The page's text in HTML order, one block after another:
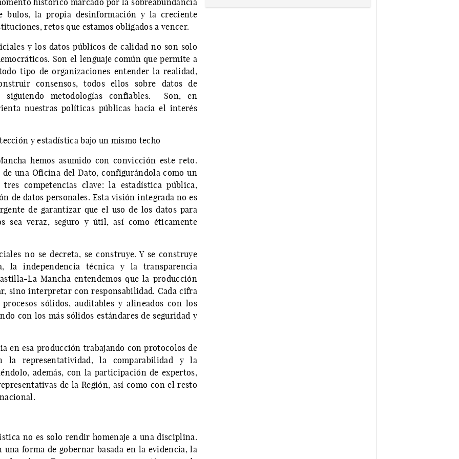
histórico marcado por la sobreabundancia
bulos, la propia desinformación y la creciente
retos que estamos obligados a vencer.
y los datos públicos de calidad no son solo
Son el lenguaje común que permite a
tipo de organizaciones entender la realidad,
consensos, todos ellos sobre datos de
siguiendo metodologías confiables. Son, en
nuestras políticas públicas hacia el interés
y estadística bajo un mismo techo
hemos asumido con convicción este reto.
una Oficina del Dato, configurándola como un
competencias clave: la estadística pública,
de datos personales. Esta visión integrada no es
de garantizar que el uso de los datos para
sea veraz, seguro y útil, así como éticamente
no se decreta, se construye. Y se construye
la independencia técnica y la transparencia
La Mancha entendemos que la producción
sino interpretar con responsabilidad. Cada cifra
sólidos, auditables y alineados con los
con los más sólidos estándares de seguridad y
en esa producción trabajando con protocolos de
la representatividad, la comparabilidad y la
además, con la participación de expertos,
de la Región, así como con el resto
no es solo rendir homenaje a una disciplina.
forma de gobernar basada en la evidencia, la